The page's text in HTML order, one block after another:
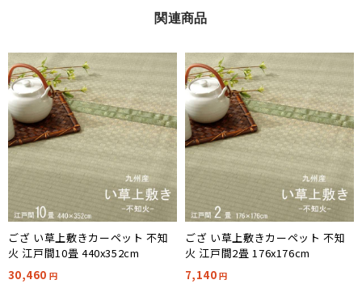
関連商品
ござ い草上敷きカーペット 不知
火 江戸間10畳 440x352cm
30,460 円
ござ い草上敷きカーペット 不知
火 江戸間2畳 176x176cm
7,140円